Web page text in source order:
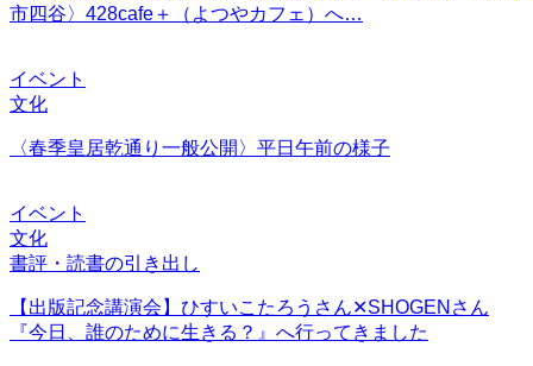
市四谷〉428cafe＋（よつやカフェ）へ…
イベント
文化
〈春季皇居乾通り一般公開〉平日午前の様子
イベント
文化
書評・読書の引き出し
【出版記念講演会】ひすいこたろうさん✕SHOGENさん
『今日、誰のために生きる？』へ行ってきました